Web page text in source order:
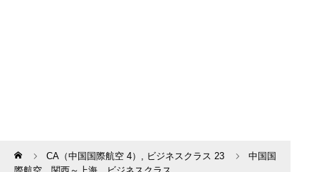
Home CA（中国国際航空 4） , ビジネスクラス 23
中国国